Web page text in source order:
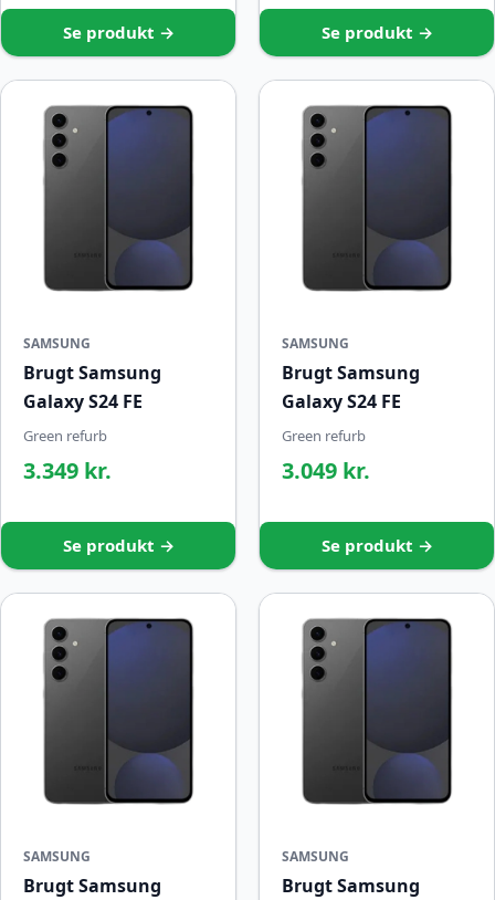
Se produkt → Se produkt →
SAMSUNG
Brugt Samsung
Galaxy S24 FE
Green refurb
3.349 kr.
Se produkt →
SAMSUNG
Brugt Samsung
Galaxy S24 FE
Green refurb
3.049 kr.
Se produkt →
SAMSUNG
Brugt Samsung
SAMSUNG
Brugt Samsung